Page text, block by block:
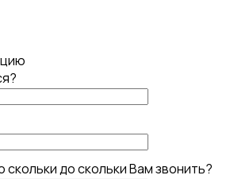
до скольки Вам звонить?